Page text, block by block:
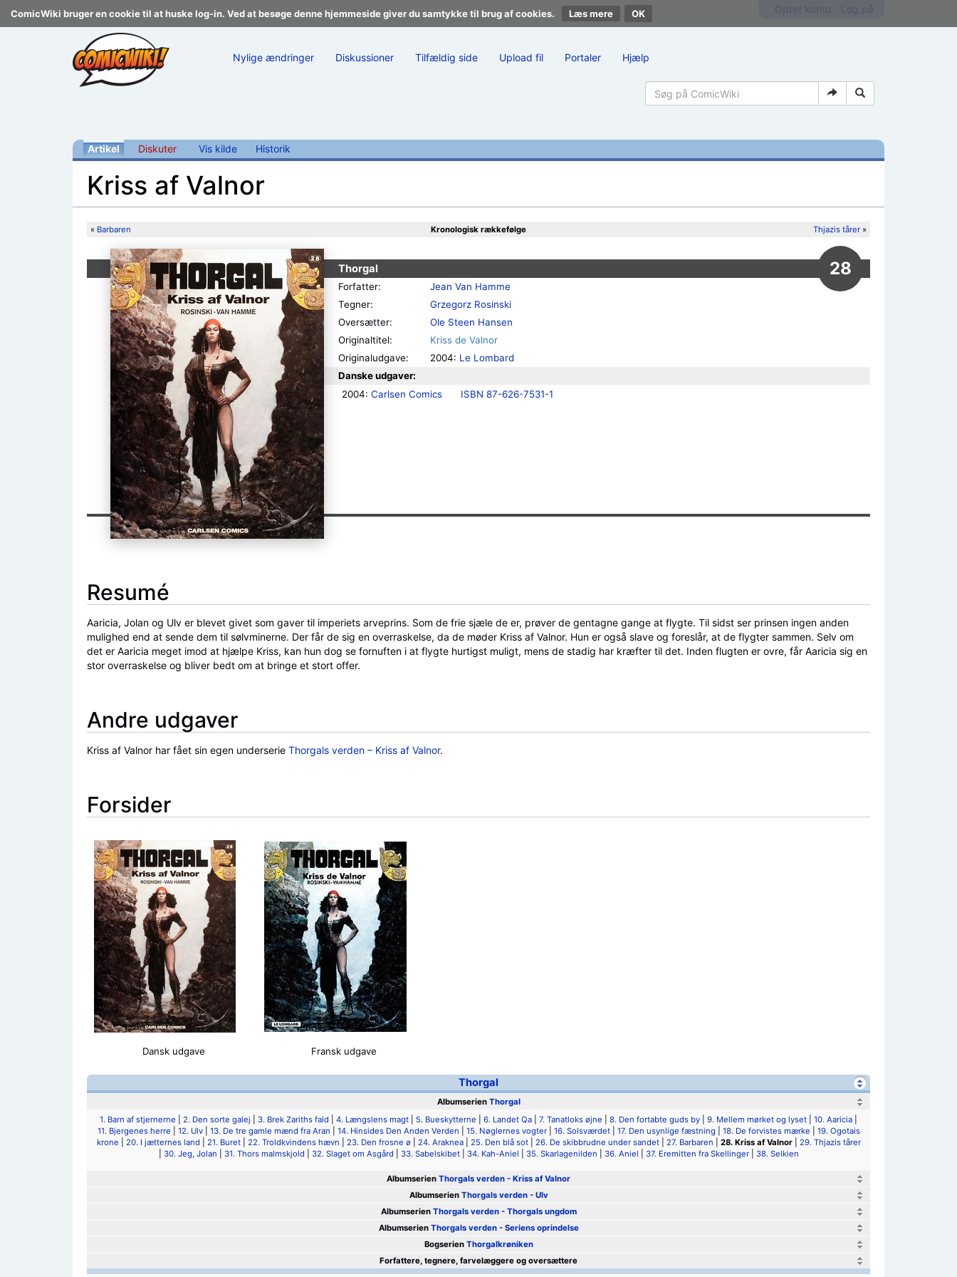
ComicWiki bruger en cookie til at huske log-in. Ved at besøge denne hjemmeside giver du samtykke til brug af cookies. Læs mere
Nylige ændringer Diskussioner Tilfældig side Upload fil Portaler Hjælp
Artikel Diskuter Vis kilde Historik
Kriss af Valnor
« Barbaren Kronologisk rækkefølge Thjazis tårer »
Thorgal 28
Forfatter:
Jean Van Hamme
Tegner:
Grzegorz Rosinski
Oversætter:
Ole Steen Hansen
Originaltitel:
Kriss de Valnor
Originaludgave:
2004: Le Lombard
Danske udgaver:
2004: Carlsen Comics ISBN 87-626-7531-1
Resumé
Aaricia, Jolan og Ulv er blevet givet som gaver til imperiets arveprins. Som de frie sjæle de er, prøver de gentagne gange at flygte. Til sidst ser prinsen ingen anden
mulighed end at sende dem til sølvminerne. Der får de sig en overraskelse, da de møder Kriss af Valnor. Hun er også slave og foreslår, at de flygter sammen. Selv om
det er Aaricia meget imod at hjælpe Kriss, kan hun dog se fornuften i at flygte hurtigst muligt, mens de stadig har kræfter til det. Inden flugten er ovre, får Aaricia sig en
stor overraskelse og bliver bedt om at bringe et stort offer.
Andre udgaver
Kriss af Valnor har fået sin egen underserie Thorgals verden – Kriss af Valnor.
Forsider
Dansk udgave Fransk udgave
Thorgal
Albumserien Thorgal
1. Barn af stjernerne
2. Den sorte galej 3. Brek Zariths fald 4. Længslens magt 5. Bueskytterne 6. Landet Qa 7. Tanatloks øjne 8. Den fortabte guds by 9. Mellem mørket og lyset 10. Aaricia
11. Bjergenes herre
12. Ulv| 13. De tre gamle mænd fra Aran 14. Hinsides Den Anden Verden 15. Nøglernes vogter| 16. Solsværdet| 17. Den usynlige fæstning 18. De forvistes mærke
19. Ogotais
krone
20. I jætternes land 21. Buret| 22. Troldkvindens hævn 23. Den frosne ø| 24. Araknea| 25. Den blå sot| 26. De skibbrudne under sandet| 27. Barbaren 28. Kriss af Valnor| 29. Thjazis tårer
30. Jeg, Jolan 31. Thors malmskjold 32. Slaget om Asgård 33. Sabelskibet| 34. Kah-Aniel 35. Skarlagenilden 36. Aniel 37. Eremitten fra Skellinger| 38. Selkien
Albumserien Thorgals verden - Kriss af Valnor
Albumserien Thorgals verden - Ulv
Albumserien Thorgals verden - Thorgals ungdom
Albumserien Thorgals verden - Seriens oprindelse
Bogserien Thorgalkrøniken
Forfattere, tegnere, farvelæggere og oversættere